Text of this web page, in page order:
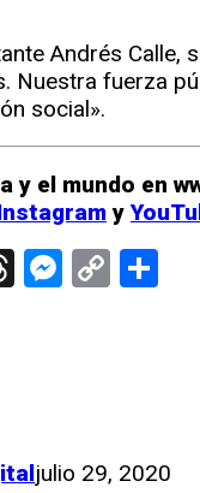
Andrés
Nuestra fuerza
social».
y el mundo en
y
ThreadsCopy
julio 29, 2020